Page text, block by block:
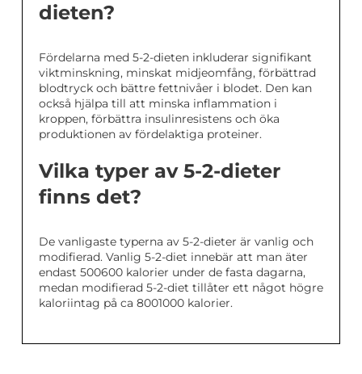
dieten?
Fördelarna med 5-2-dieten inkluderar signifikant
viktminskning, minskat midjeomfång, förbättrad
blodtryck och bättre fettnivåer i blodet. Den kan
också hjälpa till att minska inflammation i
kroppen, förbättra insulinresistens och öka
produktionen av fördelaktiga proteiner.
Vilka typer av 5-2-dieter
finns det?
De vanligaste typerna av 5-2-dieter är vanlig och
modifierad. Vanlig 5-2-diet innebär att man äter
endast 500600 kalorier under de fasta dagarna,
medan modifierad 5-2-diet tillåter ett något högre
kaloriintag på ca 8001000 kalorier.